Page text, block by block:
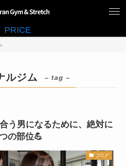
PRICE
ルジム – tag –
う男になるために、絶対に
の部位💪
ブログ